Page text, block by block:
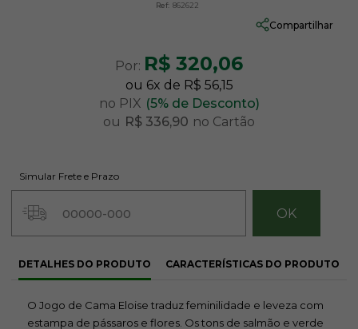
Ref: 862622
Compartilhar
Por: R$ 320,06
ou 6x de R$ 56,15
no PIX (5% de Desconto)
ou R$ 336,90 no Cartão
Simular Frete e Prazo
DETALHES DO PRODUTO CARACTERÍSTICAS DO PRODUTO
O Jogo de Cama Eloise traduz feminilidade e leveza com
estampa de pássaros e flores. Os tons de salmão e verde